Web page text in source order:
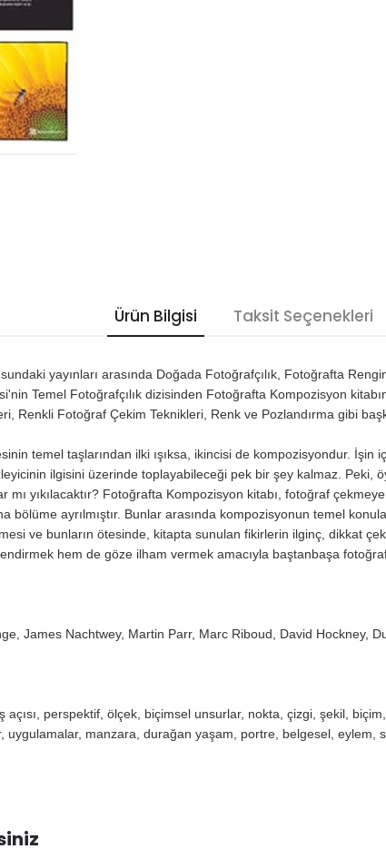
Ürün Bilgisi Taksit Seçenekleri
yayınları arasında Doğada Fotoğrafçılık, Fotoğrafta
Temel Fotoğrafçılık dizisinden Fotoğrafta Kompozisyon
Renkli Fotoğraf Çekim Teknikleri, Renk ve Pozlandırma gibi
temel taşlarından ilki ışıksa, ikincisi de kompozisyondur.
ilgisini üzerinde toplayabileceği pek bir şey kalmaz. Peki,
mı yıkılacaktır? Fotoğrafta Kompozisyon kitabı, fotoğraf
bölüme ayrılmıştır. Bunlar arasında kompozisyonun temel
ve bunların ötesinde, kitapta sunulan fikirlerin ilginç, dikkat
hem de göze ilham vermek amacıyla baştanbaşa
James Nachtwey, Martin Parr, Marc Riboud, David Hockney,
açısı, perspektif, ölçek, biçimsel unsurlar, nokta, çizgi, şekil,
uygulamalar, manzara, durağan yaşam, portre, belgesel, eylem,